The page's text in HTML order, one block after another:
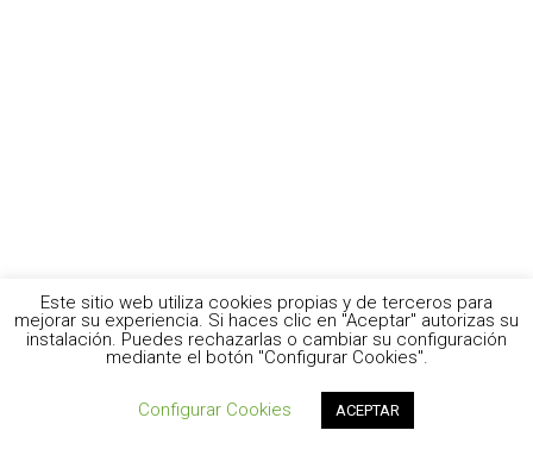
Este sitio web utiliza cookies propias y de terceros para
mejorar su experiencia. Si haces clic en "Aceptar" autorizas su
instalación. Puedes rechazarlas o cambiar su configuración
mediante el botón "Configurar Cookies".
Configurar Cookies ACEPTAR